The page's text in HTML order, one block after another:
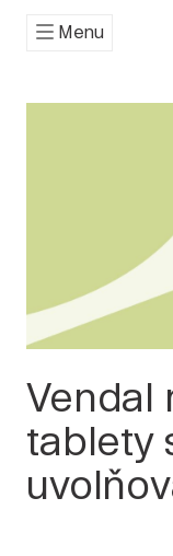
Menu
Vendal
tablety